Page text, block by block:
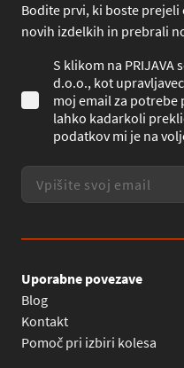
Bodite prvi, ki boste
novih izdelkih in prebrali
S klikom na PRIJAVA
d.o.o., kot
moj email za potrebe
lahko kadarkoli
podatkov mi je na
Uporabne povezave
Blog
Kontakt
Pomoč pri izbiri kolesa